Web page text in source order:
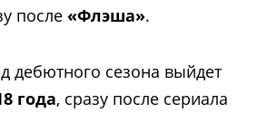
после «Флэша».
дебютного сезона выйдет
года, сразу после сериала